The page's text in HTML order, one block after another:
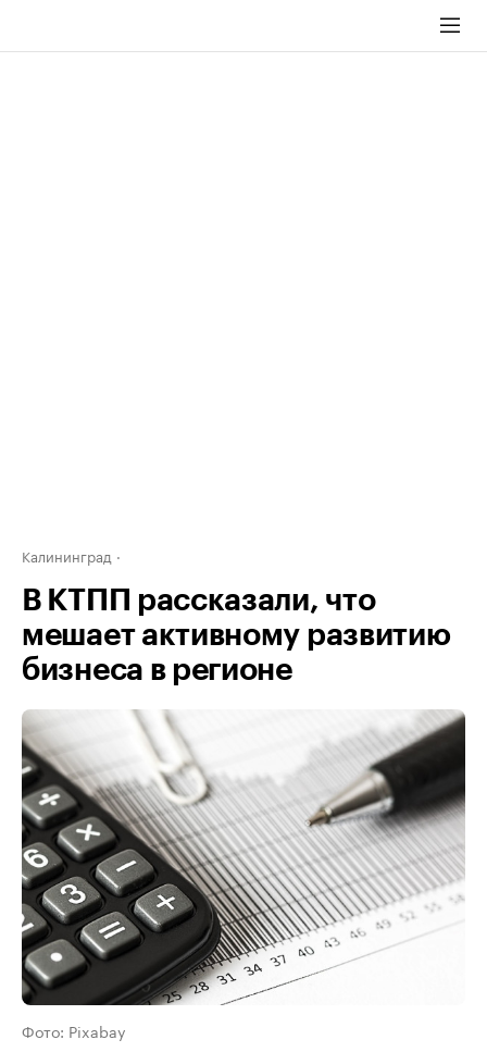
Калининград
В КТПП рассказали, что
мешает активному развитию
бизнеса в регионе
Фото: Pixabay